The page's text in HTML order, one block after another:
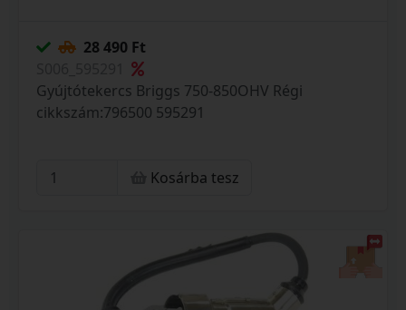
28 490 Ft
Gyújtótekercs Briggs 750-850OHV Régi
cikkszám:796500 595291
Kosárba tesz